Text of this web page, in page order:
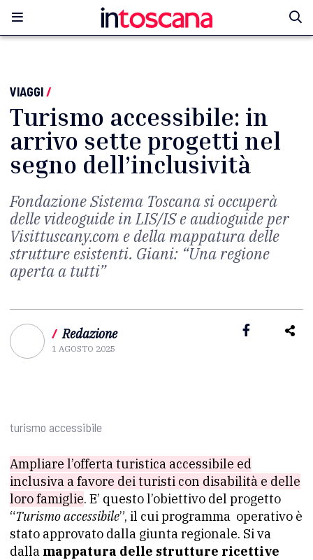
VIAGGI/
Turismo accessibile: in
arrivo sette progetti nel
segno dell’inclusività
Fondazione Sistema Toscana si occuperà
delle videoguide in LIS/IS e audioguide per
Visittuscany.com e della mappatura delle
strutture esistenti. Giani: “Una regione
aperta a tutti”
/ Redazione
1 AGOSTO 2025
turismo accessibile
Ampliare l’offerta turistica accessibile ed
inclusiva a favore dei turisti con disabilità e delle
loro famiglie. E’ questo l’obiettivo del progetto
“Turismo accessibile”, il cui programma operativo è
stato approvato dalla giunta regionale. Si va
dalla mappatura delle strutture ricettive